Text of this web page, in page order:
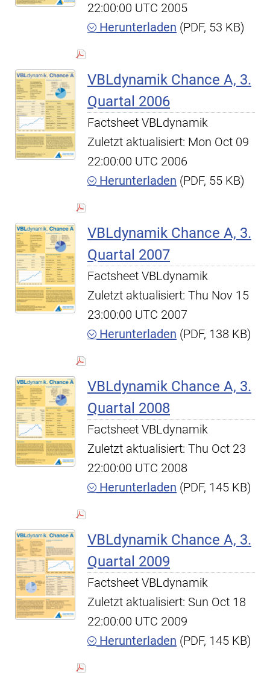
22:00:00 UTC 2005
Herunterladen (PDF, 53 KB)
VBLdynamik Chance A, 3.
Quartal 2006
Factsheet VBLdynamik
Zuletzt aktualisiert: Mon Oct 09
22:00:00 UTC 2006
Herunterladen (PDF, 55 KB)
VBLdynamik Chance A, 3.
Quartal 2007
Factsheet VBLdynamik
Zuletzt aktualisiert: Thu Nov 15
23:00:00 UTC 2007
Herunterladen (PDF, 138 KB)
VBLdynamik Chance A, 3.
Quartal 2008
Factsheet VBLdynamik
Zuletzt aktualisiert: Thu Oct 23
22:00:00 UTC 2008
Herunterladen (PDF, 145 KB)
VBLdynamik Chance A, 3.
Quartal 2009
Factsheet VBLdynamik
Zuletzt aktualisiert: Sun Oct 18
22:00:00 UTC 2009
Herunterladen (PDF, 145 KB)